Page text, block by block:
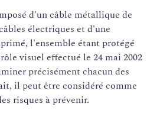
d'un câble métallique de
électriques et d'une
l'ensemble étant protégé
visuel effectué le 24 mai 2002
précisément chacun des
il peut être considéré comme
risques à prévenir.